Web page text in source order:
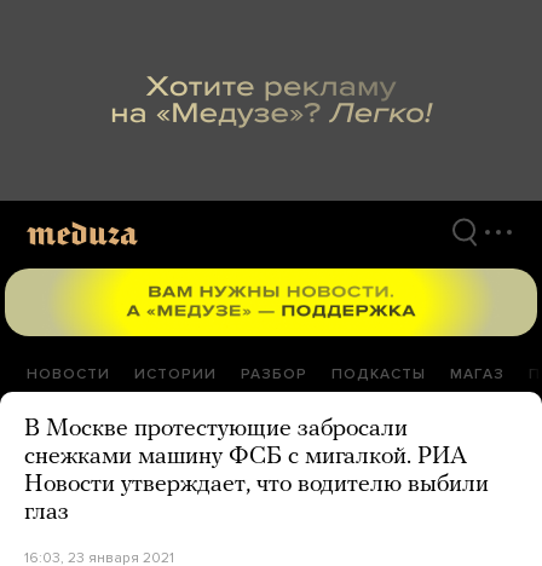
НОВОСТИ ИСТОРИИ РАЗБОР ПОДКАСТЫ МАГАЗ
В Москве протестующие забросали
снежками машину ФСБ с мигалкой. РИА
Новости утверждает, что водителю выбили
глаз
16:03, 23 января 2021